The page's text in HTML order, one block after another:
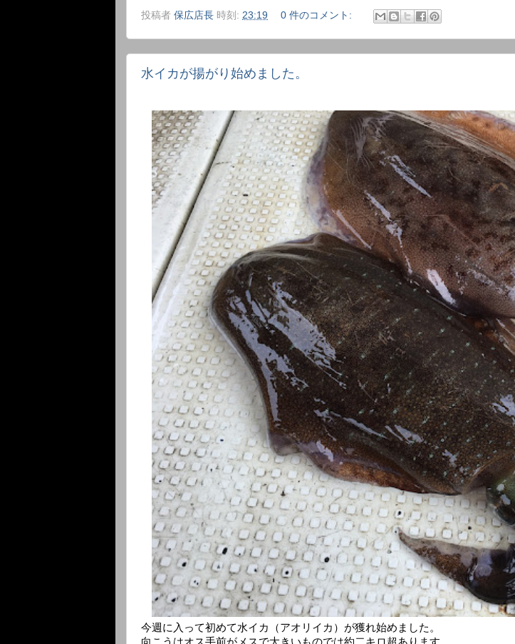
投稿者 保広店長 時刻: 23:19 0 件のコメント:
水イカが揚がり始めました。
今週に入って初めて水イカ（アオリイカ）が獲れ始めました。